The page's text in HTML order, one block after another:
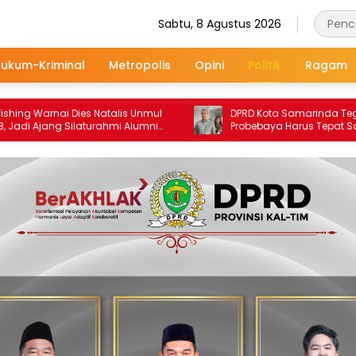
Sabtu, 8 Agustus 2026
Kriminal Metropolis Opini Politik Ragam
Natalis Unmul
Alumni
DPRD Kota Samarinda Tegaskan
Probebaya Harus Tepat Sasaran, Bukan
Hanya Infrastruktur Semata